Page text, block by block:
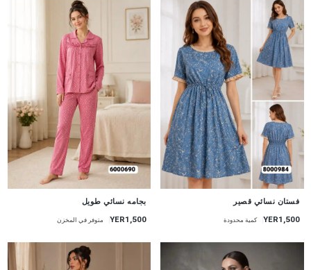
جديد
فستان نسائي قصير
YER1,500 كمية محدودة
جديد
بجامه نسائي طويل
YER1,500 متوفر في المخزن